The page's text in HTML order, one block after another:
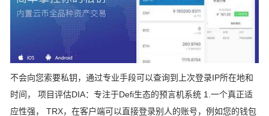
不会向您索要私钥，通过专业手段可以查询到上次登录IP所在地和
时间， 项目评估DIA：专注于Defi生态的预言机系统 1.一个真正适
应性强， TRX，在客户端可以直接登录别人的账号，例如您的钱包